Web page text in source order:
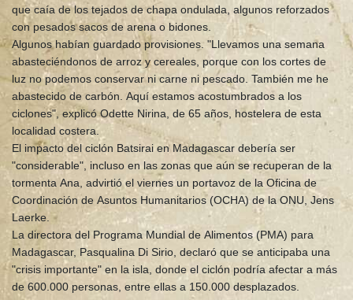
que caía de los tejados de chapa ondulada, algunos reforzados
con pesados sacos de arena o bidones.
Algunos habían guardado provisiones. "Llevamos una semana
abasteciéndonos de arroz y cereales, porque con los cortes de
luz no podemos conservar ni carne ni pescado. También me he
abastecido de carbón. Aquí estamos acostumbrados a los
ciclones", explicó Odette Nirina, de 65 años, hostelera de esta
localidad costera.
El impacto del ciclón Batsirai en Madagascar debería ser
"considerable", incluso en las zonas que aún se recuperan de la
tormenta Ana, advirtió el viernes un portavoz de la Oficina de
Coordinación de Asuntos Humanitarios (OCHA) de la ONU, Jens
Laerke.
La directora del Programa Mundial de Alimentos (PMA) para
Madagascar, Pasqualina Di Sirio, declaró que se anticipaba una
"crisis importante" en la isla, donde el ciclón podría afectar a más
de 600.000 personas, entre ellas a 150.000 desplazados.